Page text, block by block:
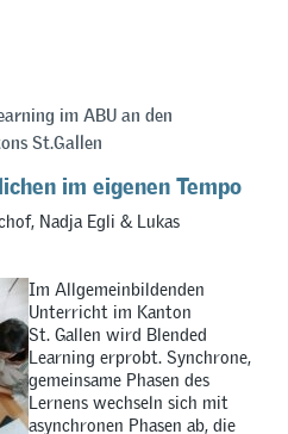
im ABU an den
St.Gallen
im eigenen Tempo
Nadja Egli & Lukas
Im Allgemeinbildenden
Unterricht im Kanton
St. Gallen wird Blended
Learning erprobt. Synchrone,
gemeinsame Phasen des
Lernens wechseln sich mit
asynchronen Phasen ab, die